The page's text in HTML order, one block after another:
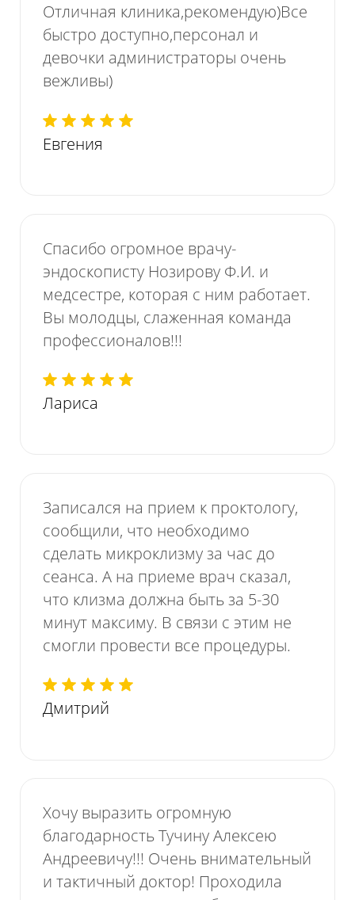
Отличная клиника,рекомендую)Все
быстро доступно,персонал и
девочки администраторы очень
вежливы)
Евгения
Спасибо огромное врачу-
эндоскописту Нозирову Ф.И. и
медсестре, которая с ним работает.
Вы молодцы, слаженная команда
профессионалов!!!
Лариса
Записался на прием к проктологу,
сообщили, что необходимо
сделать микроклизму за час до
сеанса. А на приеме врач сказал,
что клизма должна быть за 5-30
минут максиму. В связи с этим не
смогли провести все процедуры.
Дмитрий
Хочу выразить огромную
благодарность Тучину Алексею
Андреевичу!!! Очень внимательный
и тактичный доктор! Проходила
Нажимая на кнопку, я даю согласие на обработку
персональных данных